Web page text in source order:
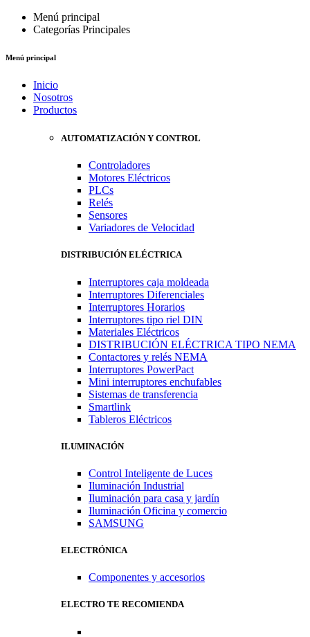
Menú principal
Categorías Principales
Menú principal
Inicio
Nosotros
Productos
AUTOMATIZACIÓN Y CONTROL
Controladores
Motores Eléctricos
PLCs
Relés
Sensores
Variadores de Velocidad
DISTRIBUCIÓN ELÉCTRICA
Interruptores caja moldeada
Interruptores Diferenciales
Interruptores Horarios
Interruptores tipo riel DIN
Materiales Eléctricos
DISTRIBUCIÓN ELÉCTRICA TIPO NEMA
Contactores y relés NEMA
Interruptores PowerPact
Mini interruptores enchufables
Sistemas de transferencia
Smartlink
Tableros Eléctricos
ILUMINACIÓN
Control Inteligente de Luces
Iluminación Industrial
Iluminación para casa y jardín
Iluminación Oficina y comercio
SAMSUNG
ELECTRÓNICA
Componentes y accesorios
ELECTRO TE RECOMIENDA